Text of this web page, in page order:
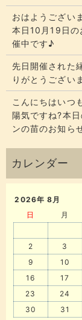
おはようござい
本日10月19日の
催中です♪
先日開催された
りがとうござい
こんにちはいつ
陽気ですね?本
ンの苗のお知ら
2026年 8月
日
月
2
3
9
10
16
17
23
24
30
31